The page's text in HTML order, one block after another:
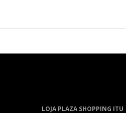
LOJA PLAZA SHOPPING ITU